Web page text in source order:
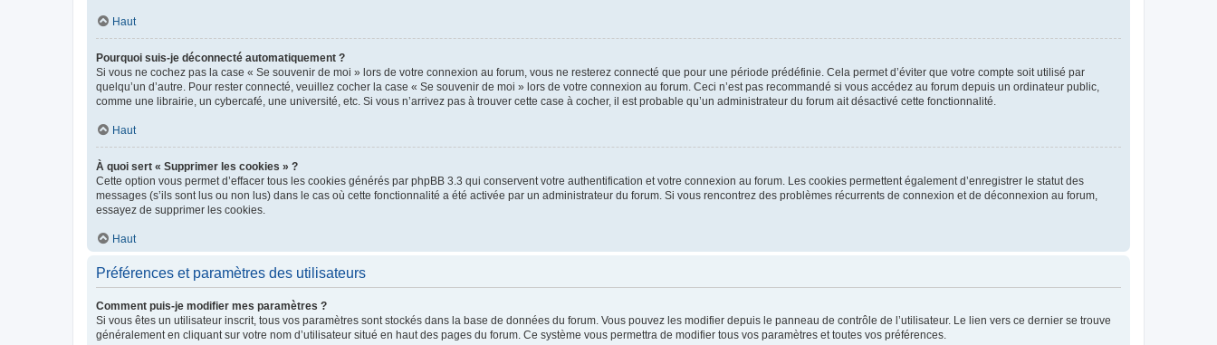
Haut
Pourquoi suis-je déconnecté automatiquement ?
Si vous ne cochez pas la case « Se souvenir de moi » lors de votre connexion au forum, vous ne resterez connecté que pour une période prédéfinie. Cela permet d’éviter que votre compte soit utilisé par
quelqu’un d’autre. Pour rester connecté, veuillez cocher la case « Se souvenir de moi » lors de votre connexion au forum. Ceci n’est pas recommandé si vous accédez au forum depuis un ordinateur public,
comme une librairie, un cybercafé, une université, etc. Si vous n’arrivez pas à trouver cette case à cocher, il est probable qu’un administrateur du forum ait désactivé cette fonctionnalité.
Haut
À quoi sert « Supprimer les cookies » ?
Cette option vous permet d’effacer tous les cookies générés par phpBB 3.3 qui conservent votre authentification et votre connexion au forum. Les cookies permettent également d’enregistrer le statut des
messages (s’ils sont lus ou non lus) dans le cas où cette fonctionnalité a été activée par un administrateur du forum. Si vous rencontrez des problèmes récurrents de connexion et de déconnexion au forum,
essayez de supprimer les cookies.
Haut
Préférences et paramètres des utilisateurs
Comment puis-je modifier mes paramètres ?
Si vous êtes un utilisateur inscrit, tous vos paramètres sont stockés dans la base de données du forum. Vous pouvez les modifier depuis le panneau de contrôle de l’utilisateur. Le lien vers ce dernier se trouve
généralement en cliquant sur votre nom d’utilisateur situé en haut des pages du forum. Ce système vous permettra de modifier tous vos paramètres et toutes vos préférences.